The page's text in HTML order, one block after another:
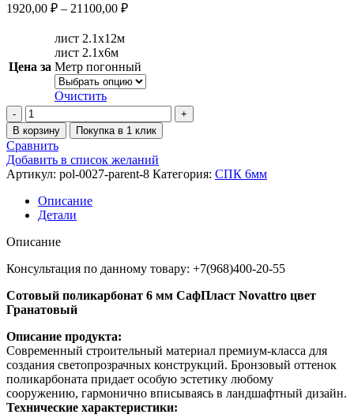
1920,00 ₽ – 21100,00 ₽
Цена за
лист 2.1х12м
лист 2.1х6м
Метр погонный
Очистить
В корзину Покупка в 1 клик
Сравнить
Добавить в список желаний
Артикул: pol-0027-parent-8 Категория: СПК 6мм
Описание
Детали
Описание
Консультация по данному товару: +7(968)400-20-55
Сотовый поликарбонат 6 мм СафПласт Novattro цвет
Гранатовый
Описание продукта:
Современный строительный материал премиум-класса для
создания светопрозрачных конструкций. Бронзовый оттенок
поликарбоната придает особую эстетику любому
сооружению, гармонично вписываясь в ландшафтный дизайн.
Технические характеристики: